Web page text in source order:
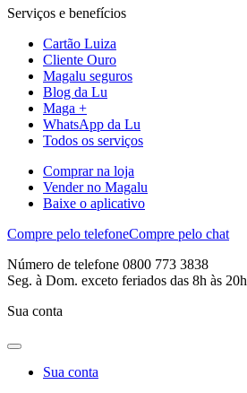
Serviços e benefícios
Cartão Luiza
Cliente Ouro
Magalu seguros
Blog da Lu
Maga +
WhatsApp da Lu
Todos os serviços
Comprar na loja
Vender no Magalu
Baixe o aplicativo
Compre pelo telefoneCompre pelo chat
Número de telefone 0800 773 3838
Seg. à Dom. exceto feriados das 8h às 20h
Sua conta
Sua conta